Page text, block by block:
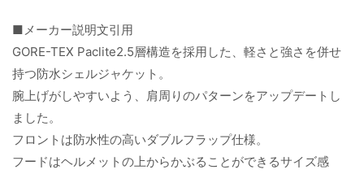
■メーカー説明文引用
GORE-TEX Paclite2.5層構造を採用した、軽さと強さを併せ
持つ防水シェルジャケット。
腕上げがしやすいよう、肩周りのパターンをアップデートし
ました。
フロントは防水性の高いダブルフラップ仕様。
フードはヘルメットの上からかぶることができるサイズ感